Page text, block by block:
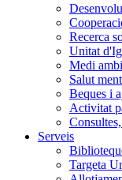
Recerca
Unitat
Medi
Salut
Beques i
Activitat
Serveis
Targeta